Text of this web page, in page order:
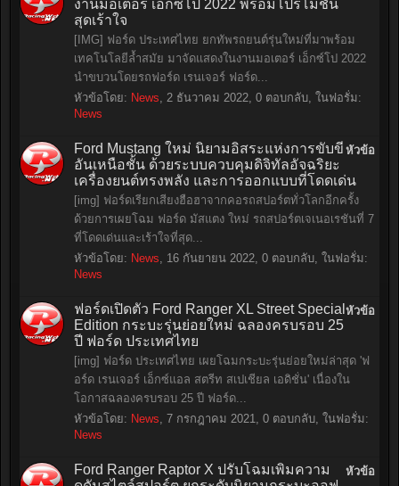
งานมอเตอร์ เอ็กซ์โป 2022 พร้อมโปรโมชั่น
สุดเร้าใจ
[IMG] ฟอร์ด ประเทศไทย ยกทัพรถยนต์รุ่นใหม่ที่มาพร้อม
เทคโนโลยีล้ำสมัย มาจัดแสดงในงานมอเตอร์ เอ็กซ์โป 2022
นำขบวนโดยรถฟอร์ด เรนเจอร์ ฟอร์ด...
หัวข้อโดย: News, 2 ธันวาคม 2022, 0 ตอบกลับ, ในฟอรั่ม:
News
หัวข้อ
Ford Mustang ใหม่ นิยามอิสระแห่งการขับขี่
อันเหนือชั้น ด้วยระบบควบคุมดิจิทัลอัจฉริยะ
เครื่องยนต์ทรงพลัง และการออกแบบที่โดดเด่น
[img] ฟอร์ดเรียกเสียงฮือฮาจากคอรถสปอร์ตทั่วโลกอีกครั้ง
ด้วยการเผยโฉม ฟอร์ด มัสแตง ใหม่ รถสปอร์ตเจเนอเรชันที่ 7
ที่โดดเด่นและเร้าใจที่สุด...
หัวข้อโดย: News, 16 กันยายน 2022, 0 ตอบกลับ, ในฟอรั่ม:
News
หัวข้อ
ฟอร์ดเปิดตัว Ford Ranger XL Street Special
Edition กระบะรุ่นย่อยใหม่ ฉลองครบรอบ 25
ปี ฟอร์ด ประเทศไทย
[img] ฟอร์ด ประเทศไทย เผยโฉมกระบะรุ่นย่อยใหม่ล่าสุด 'ฟ
อร์ด เรนเจอร์ เอ็กซ์แอล สตรีท สเปเชียล เอดิชั่น' เนื่องใน
โอกาสฉลองครบรอบ 25 ปี ฟอร์ด...
หัวข้อโดย: News, 7 กรกฎาคม 2021, 0 ตอบกลับ, ในฟอรั่ม:
News
หัวข้อ
Ford Ranger Raptor X ปรับโฉมเพิ่มความ